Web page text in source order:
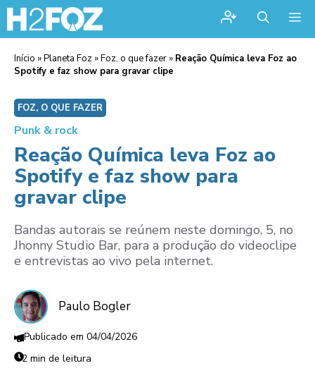
Início »Planeta Foz »Foz, o que fazer » Reação Química leva Foz ao
Spotify e faz show para gravar clipe
FOZ, O QUE FAZER
Punk & rock
Reação Química leva Foz ao
Spotify e faz show para
gravar clipe
Bandas autorais se reúnem neste domingo, 5, no
Jhonny Studio Bar, para a produção do videoclipe
e entrevistas ao vivo pela internet.
Paulo Bogler
04/04/2026
2 min de leitura